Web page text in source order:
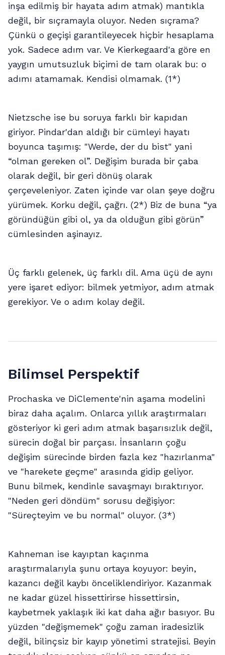
inşa edilmiş bir hayata adım atmak) mantıkla
değil, bir sıçramayla oluyor. Neden sıçrama?
Çünkü o geçişi garantileyecek hiçbir hesaplama
yok. Sadece adım var. Ve Kierkegaard'a göre en
yaygın umutsuzluk biçimi de tam olarak bu: o
adımı atamamak. Kendisi olmamak. (1*)
Nietzsche ise bu soruya farklı bir kapıdan
giriyor. Pindar'dan aldığı bir cümleyi hayatı
boyunca taşımış: "Werde, der du bist" yani
“olman gereken ol”. Değişim burada bir çaba
olarak değil, bir geri dönüş olarak
çerçeveleniyor. Zaten içinde var olan şeye doğru
yürümek. Korku değil, çağrı. (2*) Biz de buna “ya
göründüğün gibi ol, ya da olduğun gibi görün”
cümlesinden aşinayız.
Üç farklı gelenek, üç farklı dil. Ama üçü de aynı
yere işaret ediyor: bilmek yetmiyor, adım atmak
gerekiyor. Ve o adım kolay değil.
Bilimsel Perspektif
Prochaska ve DiClemente'nin aşama modelini
biraz daha açalım. Onlarca yıllık araştırmaları
gösteriyor ki geri adım atmak başarısızlık değil,
sürecin doğal bir parçası. İnsanların çoğu
değişim sürecinde birden fazla kez "hazırlanma"
ve "harekete geçme" arasında gidip geliyor.
Bunu bilmek, kendinle savaşmayı bıraktırıyor.
"Neden geri döndüm" sorusu değişiyor:
"Süreçteyim ve bu normal" oluyor. (3*)
Kahneman ise kayıptan kaçınma
araştırmalarıyla şunu ortaya koyuyor: beyin,
kazancı değil kaybı önceliklendiriyor. Kazanmak
ne kadar güzel hissettirirse hissettirsin,
kaybetmek yaklaşık iki kat daha ağır basıyor. Bu
yüzden "değişmemek" çoğu zaman iradesizlik
değil, bilinçsiz bir kayıp yönetimi stratejisi. Beyin